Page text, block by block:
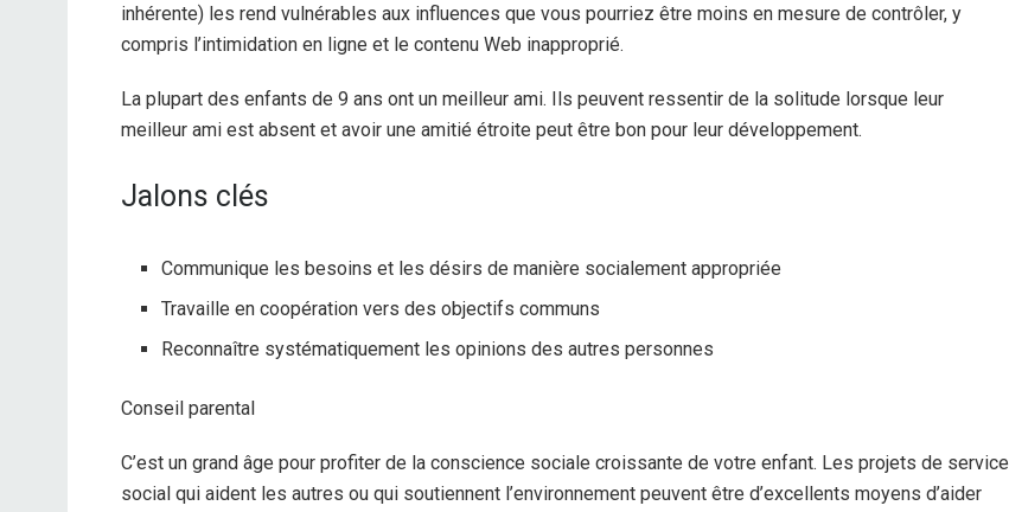
inhérente) les rend vulnérables aux influences que vous pourriez être moins en mesure de contrôler, y
compris l’intimidation en ligne et le contenu Web inapproprié.
La plupart des enfants de 9 ans ont un meilleur ami. Ils peuvent ressentir de la solitude lorsque leur
meilleur ami est absent et avoir une amitié étroite peut être bon pour leur développement.
Jalons clés
Communique les besoins et les désirs de manière socialement appropriée
Travaille en coopération vers des objectifs communs
Reconnaître systématiquement les opinions des autres personnes
Conseil parental
C’est un grand âge pour profiter de la conscience sociale croissante de votre enfant. Les projets de service
social qui aident les autres ou qui soutiennent l’environnement peuvent être d’excellents moyens d’aider